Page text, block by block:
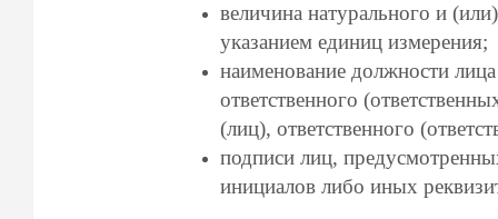
величина натурального и
указанием единиц измерения;
наименование должности
ответственного
(лиц), ответственного
подписи лиц,
инициалов либо иных